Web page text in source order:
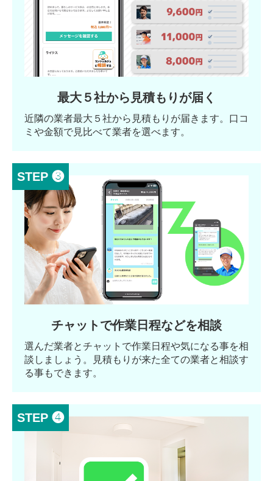
最大５社から見積もりが届く
近隣の業者最大５社から見積もりが届きます。口コ
ミや金額で見比べて業者を選べます。
STEP ❸
チャットで作業日程などを相談
選んだ業者とチャットで作業日程や気になる事を相
談しましょう。見積もりが来た全ての業者と相談す
る事もできます。
STEP ❹